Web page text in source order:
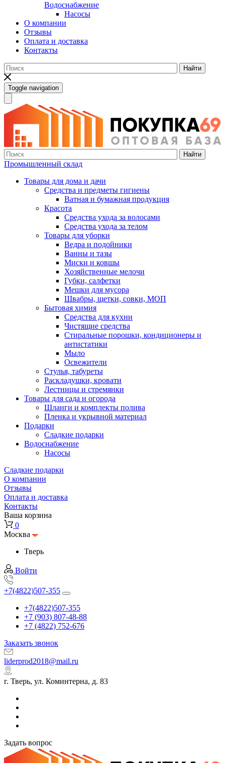
Водоснабжение
Насосы
О компании
Отзывы
Оплата и доставка
Контакты
Найти
Toggle navigation
Найти
Промышленный склад
Товары для дома и дачи
Средства и предметы гигиены
Ватная и бумажная продукция
Красота
Средства ухода за волосами
Средства ухода за телом
Товары для уборки
Ведра и подойники
Ванны и тазы
Миски и ковшы
Хозяйственные мелочи
Губки, салфетки
Мешки для мусора
Швабры, щетки, совки, МОП
Бытовая химия
Средства для кухни
Чистящие средства
Стиральные порошки, кондиционеры и
антистатики
Мыло
Освежители
Стулья, табуреты
Раскладушки, кровати
Лестницы и стремянки
Товары для сада и огорода
Шланги и комплекты полива
Пленка и укрывной материал
Подарки
Cладкие подарки
Водоснабжение
Насосы
Сладкие подарки
О компании
Отзывы
Оплата и доставка
Контакты
Ваша корзина
0
Москва
Тверь
Войти
+7(4822)507-355
+7(4822)507-355
+7 (903) 807-48-88
+7 (4822) 752-676
Заказать звонок
liderprod2018@mail.ru
г. Тверь, ул. Коминтерна, д. 83
Задать вопрос